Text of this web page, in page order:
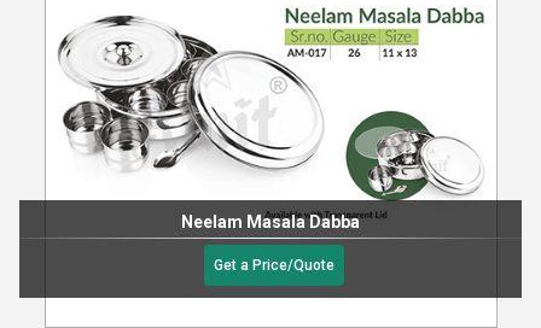
Neelam Masala Dabba
Get a Price/Quote